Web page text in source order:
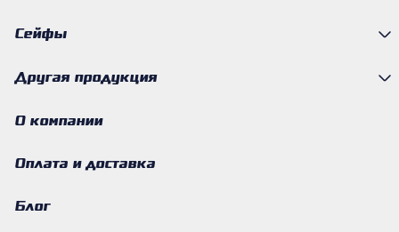
Сейфы
Другая продукция
О компании
Оплата и доставка
Блог